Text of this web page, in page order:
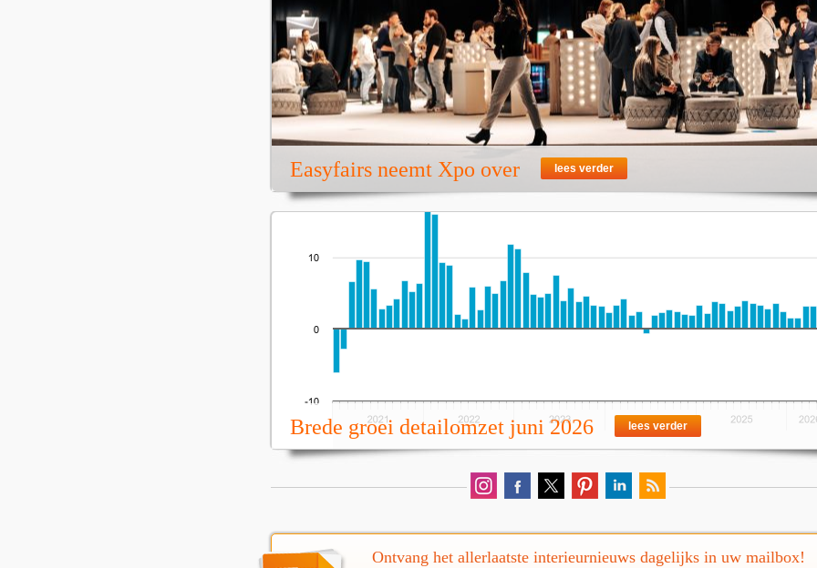
Easyfairs neemt Xpo over lees verder
Brede groei detailomzet juni 2026 lees verder
Ontvang het allerlaatste interieurnieuws dagelijks in uw mailbox!